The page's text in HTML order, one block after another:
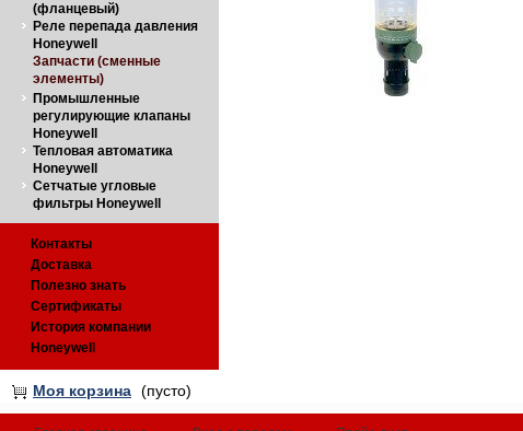
(фланцевый)
Реле перепада давления
Honeywell
Запчасти (сменные
элементы)
Промышленные
регулирующие клапаны
Honeywell
Тепловая автоматика
Honeywell
Сетчатые угловые
фильтры Honeywell
Контакты
Доставка
Полезно знать
Сертификаты
История компании
Honeywell
Моя корзина (пусто)